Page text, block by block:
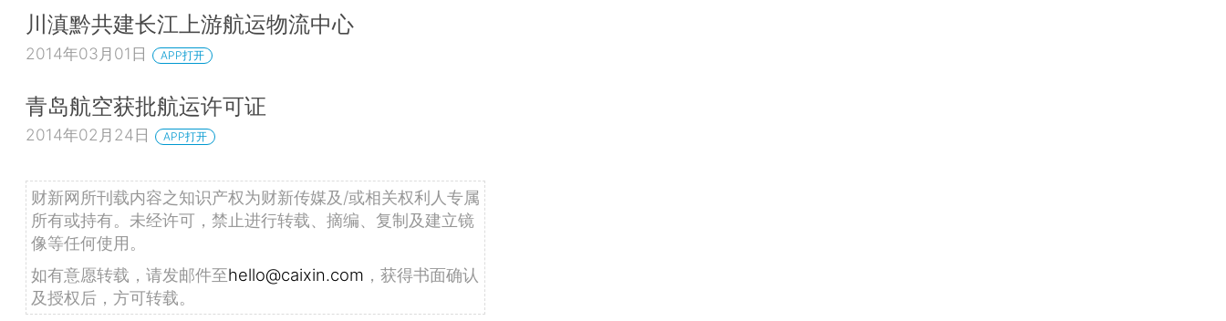
川滇黔共建长江上游航运物流中心
2014年03月01日 APP打开
青岛航空获批航运许可证
2014年02月24日 APP打开
财新网所刊载内容之知识产权为财新传媒及/或相关权利人专属
所有或持有。未经许可，禁止进行转载、摘编、复制及建立镜
像等任何使用。
如有意愿转载，请发邮件至hello@caixin.com ，获得书面确认
及授权后，方可转载。